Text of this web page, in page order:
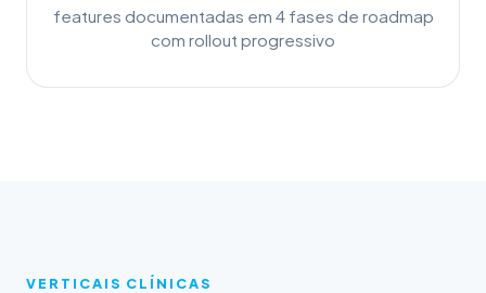
features documentadas em 4 fases de roadmap
com rollout progressivo
VERTICAIS CLÍNICAS